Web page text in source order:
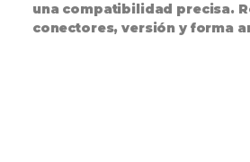
una compatibilidad precisa.
conectores, versión y forma